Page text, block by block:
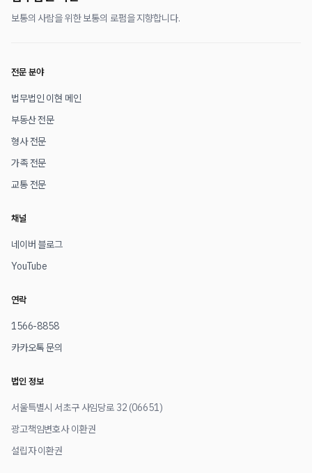
보통의 사람을 위한 보통의 로펌을 지향합니다.
전문 분야
법무법인 이현 메인
부동산 전문
형사 전문
가족 전문
교통 전문
채널
네이버 블로그
YouTube
연락
1566-8858
카카오톡 문의
법인 정보
서울특별시 서초구 사임당로 32 (06651)
광고책임변호사 이환권
설립자 이환권